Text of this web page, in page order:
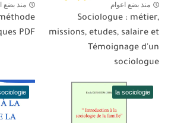
منذ بضع اعوام
Sociologue : métier,
missions, etudes, salaire et
Témoignage d'un
sociologue
منذ بضع
PDF
la sociologie